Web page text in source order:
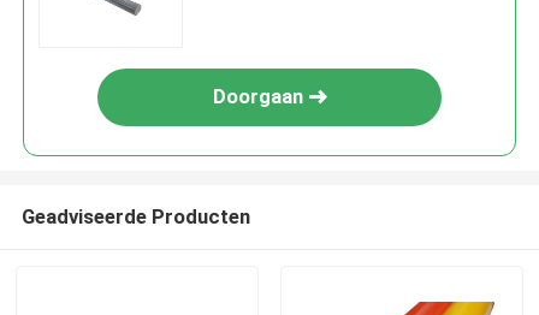
Doorgaan
Geadviseerde Producten